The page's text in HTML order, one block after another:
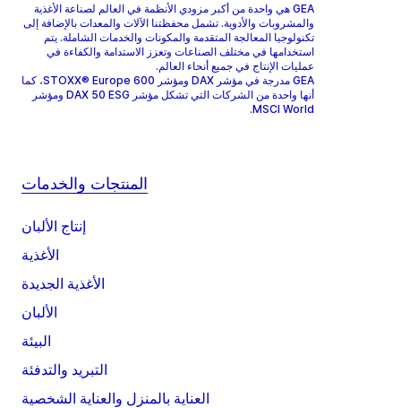
GEA هي واحدة من أكبر مزودي الأنظمة في العالم لصناعة الأغذية
والمشروبات والأدوية. تشمل محفظتنا الآلات والمعدات بالإضافة إلى
تكنولوجيا المعالجة المتقدمة والمكونات والخدمات الشاملة. يتم
استخدامها في مختلف الصناعات وتعزز الاستدامة والكفاءة في
عمليات الإنتاج في جميع أنحاء العالم.
GEA مدرجة في مؤشر DAX ومؤشر STOXX® Europe 600، كما
أنها واحدة من الشركات التي تشكل مؤشر DAX 50 ESG ومؤشر
MSCI World.
المنتجات والخدمات
إنتاج الألبان
الأغذية
الأغذية الجديدة
الألبان
البيئة
التبريد والتدفئة
العناية بالمنزل والعناية الشخصية